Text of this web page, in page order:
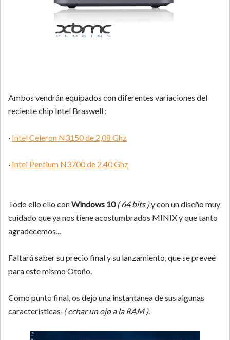
Ambos vendrán equipados con diferentes variaciones del
reciente chip Intel Braswell :
· Intel Celeron N3150 de 2,08 Ghz
· Intel Pentium N3700 de 2,40 Ghz
Todo ello ello conWindows 10( 64 bits )y con un diseño muy
cuidado que ya nos tiene acostumbrados MINIX y que tanto
agradecemos...
Faltará saber su precio final y su lanzamiento, que se preveé
para este mismo Otoño.
Como punto final, os dejo una instantanea de sus algunas
caracteristicas ( echar un ojo a la RAM ).